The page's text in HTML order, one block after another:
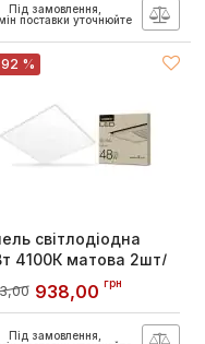
Під замовлення,
поставки уточнюйте
%
світлодіодна
4100К матова 2шт/
VL-Pb484W(2)
938,00 грн
Під замовлення,